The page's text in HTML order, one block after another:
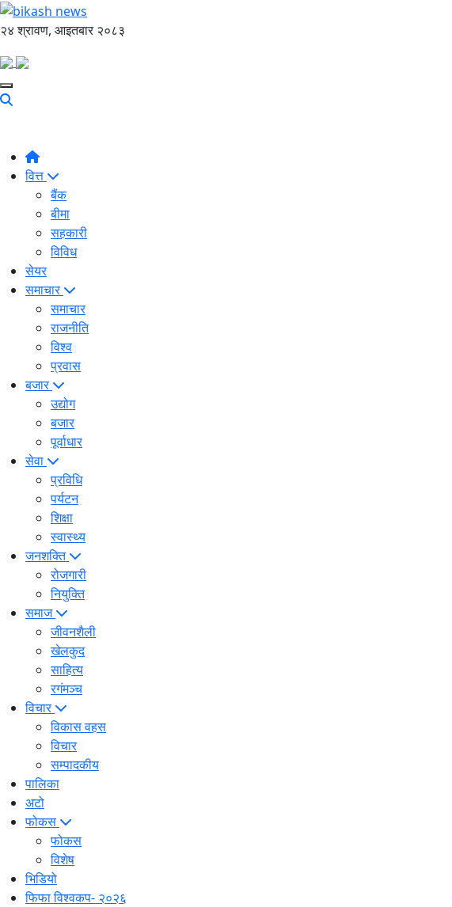
२४ श्रावण, आइतबार २०८३
वित्त
बैंक
बीमा
सहकारी
विविध
सेयर
समाचार
समाचार
राजनीति
विश्व
प्रवास
बजार
उद्योग
बजार
पूर्वाधार
सेवा
प्रविधि
पर्यटन
शिक्षा
स्वास्थ्य
जनशक्ति
रोजगारी
नियुक्ति
समाज
जीवनशैली
खेलकुद
साहित्य
रगंमञ्च
विचार
विकास वहस
विचार
सम्पादकीय
पालिका
अटो
फोकस
फोकस
विशेष
भिडियो
फिफा विश्वकप- २०२६